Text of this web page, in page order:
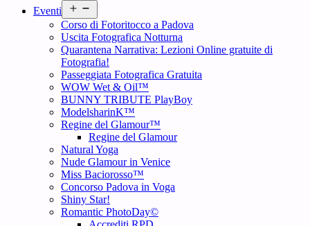
Eventi
menu
Corso di Fotoritocco a Padova
Uscita Fotografica Notturna
Quarantena Narrativa: Lezioni Online gratuite di
Fotografia!
Passeggiata Fotografica Gratuita
WOW Wet & Oil™
BUNNY TRIBUTE PlayBoy
ModelsharinK™
Regine del Glamour™
Regine del Glamour
Natural Yoga
Nude Glamour in Venice
Miss Baciorosso™
Concorso Padova in Voga
Shiny Star!
Romantic PhotoDay©